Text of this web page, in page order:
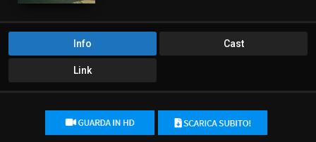
Info Cast
Link